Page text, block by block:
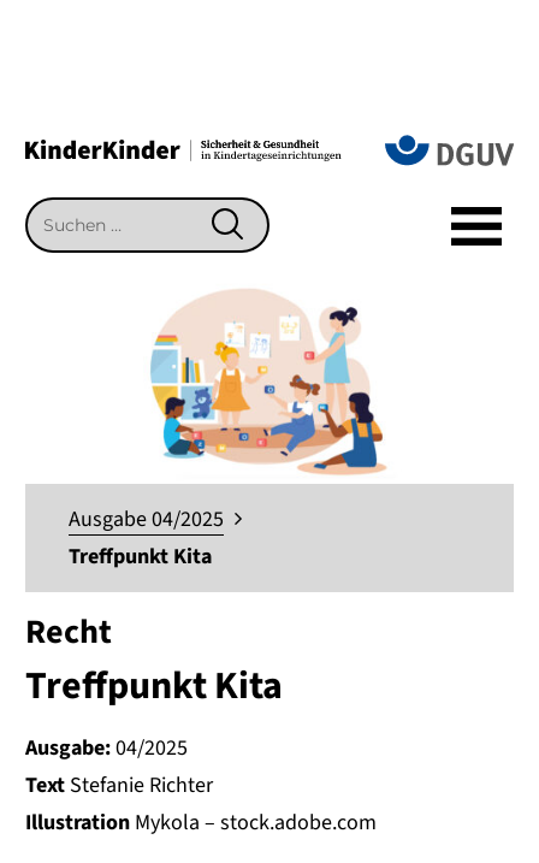
Suchen
SUCHEN
Ausgabe 04/2025
Treffpunkt Kita
Recht
Treffpunkt Kita
Ausgabe:04/2025
Text Stefanie Richter
Illustration Mykola – stock.adobe.com